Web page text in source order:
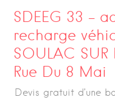
SDEEG 33 –
recharge
SOULAC SUR
Rue Du 8 Mai
Devis gratuit d’une